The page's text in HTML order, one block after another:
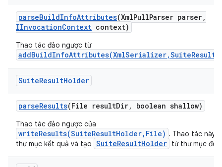
parseBuildInfoAttributes(XmlPullParser parser,
IInvocationContext context)
Thao tác đảo ngược từ
SuiteResultHolder
parseResults(File resultDir, boolean shallow)
Thao tác đảo ngược của
writeResults(SuiteResultHolder,File) . Thao tác này
thư mục kết quả và tạo SuiteResultHolder từ thư mục đó.